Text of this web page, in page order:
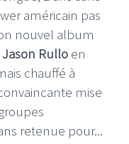
américain pas
nouvel album
Jason Rullo en
chauffé à
mise
retenue pour...